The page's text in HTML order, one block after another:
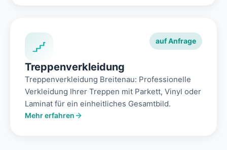
auf Anfrage
Treppenverkleidung
Treppenverkleidung Breitenau: Professionelle
Verkleidung Ihrer Treppen mit Parkett, Vinyl oder
Laminat für ein einheitliches Gesamtbild.
Mehr erfahren